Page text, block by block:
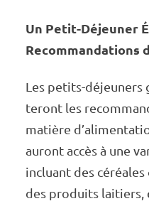
Un Petit-Déjeu­­­ner
Recom­­­man­­­da­­­tions
Les petits-
te­­­ront les
matière
auront accès à une
incluant des
des produits laitiers,